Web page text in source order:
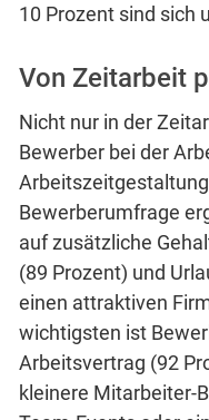
10 Prozent sind sich
Von Zeitarbeit
Nicht nur in der
Bewerber bei der
Bewerberumfrage
auf zusätzliche
(89 Prozent) und
einen attraktiven
wichtigsten ist
Arbeitsvertrag (92
kleinere Mitarbeiter-